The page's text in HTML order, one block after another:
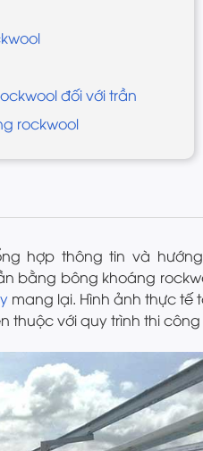
đối với trần
rockwool
hợp thông tin và
bằng bông khoáng
mang lại. Hình ảnh thực
thuộc với quy trình thi công